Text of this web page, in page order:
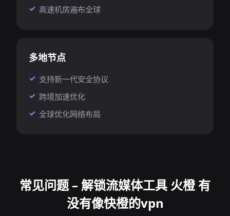
高速机房遍布全球
多地节点
支持新一代安全协议
跨境加速优化
全球优化网络布局
常见问题 – 解锁流媒体工具 火橙 有
没有像快橙的vpn